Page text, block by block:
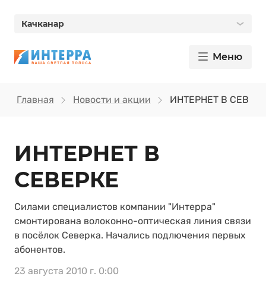
Качканар
Меню
Главная Новости и акции ИНТЕРНЕТ В
ИНТЕРНЕТ В
СЕВЕРКЕ
Силами специалистов компании "Интерра"
смонтирована волоконно-оптическая линия связи
в посёлок Северка. Начались подлючения первых
абонентов.
23 августа 2010 г. 0:00